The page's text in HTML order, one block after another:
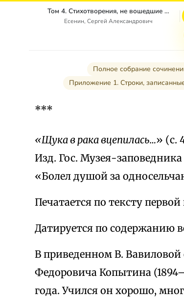
Том 4. Стихотворения, не вошедшие в Собрание сочинений
Есенин, Сергей Александрович
Полное собрание
Приложение 1. Строки,
***
«Щука в рака вцепилась…» (с.
Изд. Гос. Музея-заповедника
«Болел душой за
Печатается по тексту
Датируется по содержанию
В приведенном В.
Федоровича Копытина
года. Учился он хорошо,